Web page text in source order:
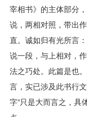
宰相书》的主体部分
说，两相对照，带出
直。诚如归有光所言
说一段，与上相对，
法之巧处。此篇是也
言，实已涉及此书行
字”只是大而言之，具